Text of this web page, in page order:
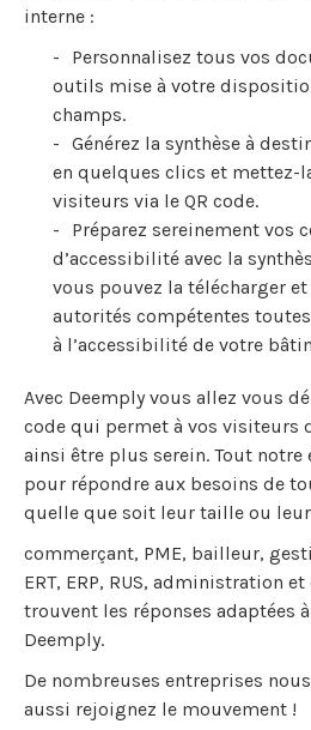
interne :
Personnalisez tous vos
outils mise à votre
champs.
Générez la synthèse à
en quelques clics et mettez-
visiteurs via le QR code.
Préparez sereinement vos
d’accessibilité avec la
vous pouvez la télécharger
autorités compétentes
à l’accessibilité de votre
Avec Deemply vous allez vous
code qui permet à vos visiteurs
ainsi être plus serein. Tout notre
pour répondre aux besoins de
quelle que soit leur taille ou
commerçant, PME, bailleur,
ERT, ERP, RUS, administration
trouvent les réponses adaptées
Deemply.
De nombreuses entreprises
aussi rejoignez le mouvement !